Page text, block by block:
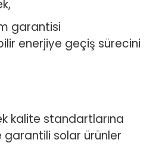
garantisi
enerjiye geçiş sürecini
kalite standartlarına
garantili solar ürünler